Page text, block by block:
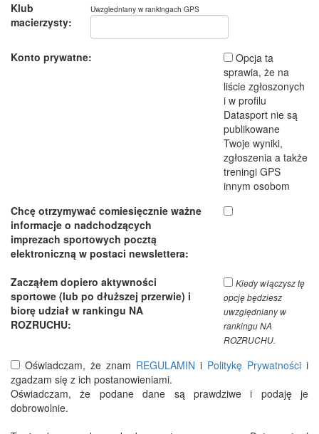
Klub
macierzysty:
Uwzgledniany w rankingach GPS
Konto prywatne:
Opcja ta
sprawia, że na
liście zgłoszonych
i w profilu
Datasport nie są
publikowane
Twoje wyniki,
zgłoszenia a także
treningi GPS
innym osobom
Chcę otrzymywać comiesięcznie ważne
informacje o nadchodzących
imprezach sportowych pocztą
elektroniczną w postaci newslettera:
Zacząłem dopiero aktywności
sportowe (lub po dłuższej przerwie) i
biorę udział w rankingu NA
ROZRUCHU:
Kiedy włączysz tę
opcję będziesz
uwzględniany w
rankingu NA
ROZRUCHU.
Oświadczam, że znam REGULAMIN i Politykę Prywatności i
zgadzam się z ich postanowieniami.
Oświadczam, że podane dane są prawdziwe i podaję je
dobrowolnie.